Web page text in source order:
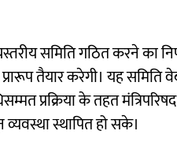
समिति गठित करने का
तैयार करेगी। यह समिति
प्रक्रिया के तहत
स्थापित हो सके।